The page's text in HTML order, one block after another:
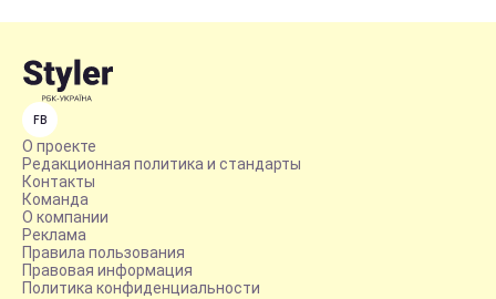
FB
О проекте
Редакционная политика и стандарты
Контакты
Команда
О компании
Реклама
Правила пользования
Правовая информация
Политика конфиденциальности